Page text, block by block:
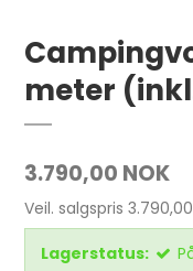
meter
3.790,00 NOK
Veil. salgspris
Lagerstatus: